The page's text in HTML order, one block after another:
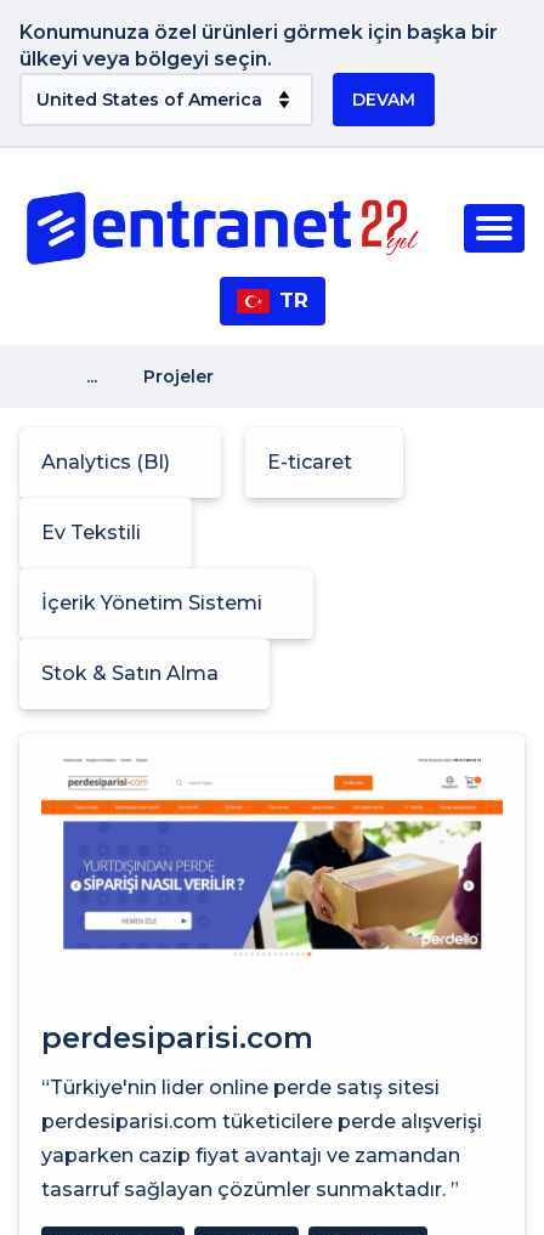
Konumunuza özel ürünleri görmek için başka bir
ülkeyi veya bölgeyi seçin.
DEVAM
TR
... Projeler
Analytics (BI) E-ticaret
Ev Tekstili
İçerik Yönetim Sistemi
Stok & Satın Alma
perdesiparisi.com
“Türkiye'nin lider online perde satış sitesi
perdesiparisi.com tüketicilere perde alışverişi
yaparken cazip fiyat avantajı ve zamandan
tasarruf sağlayan çözümler sunmaktadır. ”